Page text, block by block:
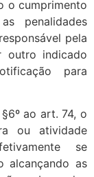
o cumprimento
penalidades
pela
outro indicado
para
ao art. 74, o
ou atividade
se
alcançando as